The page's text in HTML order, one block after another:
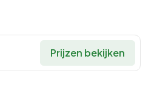
Prijzen bekijken